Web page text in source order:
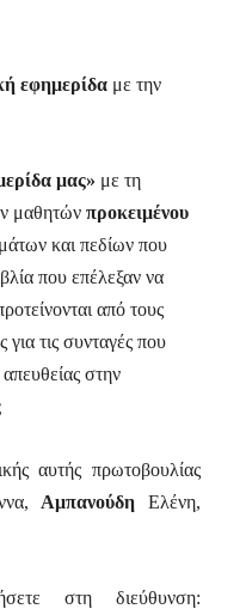
εφημερίδα με την
μας» με τη
μαθητών προκειμένου
και πεδίων που
που επέλεξαν να
από τους
τις συνταγές που
στην
αυτής πρωτοβουλίας
Αμπανούδη Ελένη,
στη διεύθυνση: